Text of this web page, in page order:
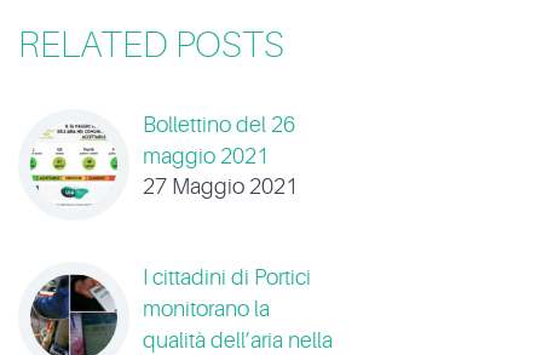
RELATED POSTS
Bollettino del 26
maggio 2021
27 Maggio 2021
I cittadini di Portici
monitorano la
qualità dell’aria nella